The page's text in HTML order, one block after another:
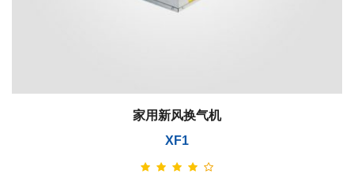
家用新风换气机
XF1